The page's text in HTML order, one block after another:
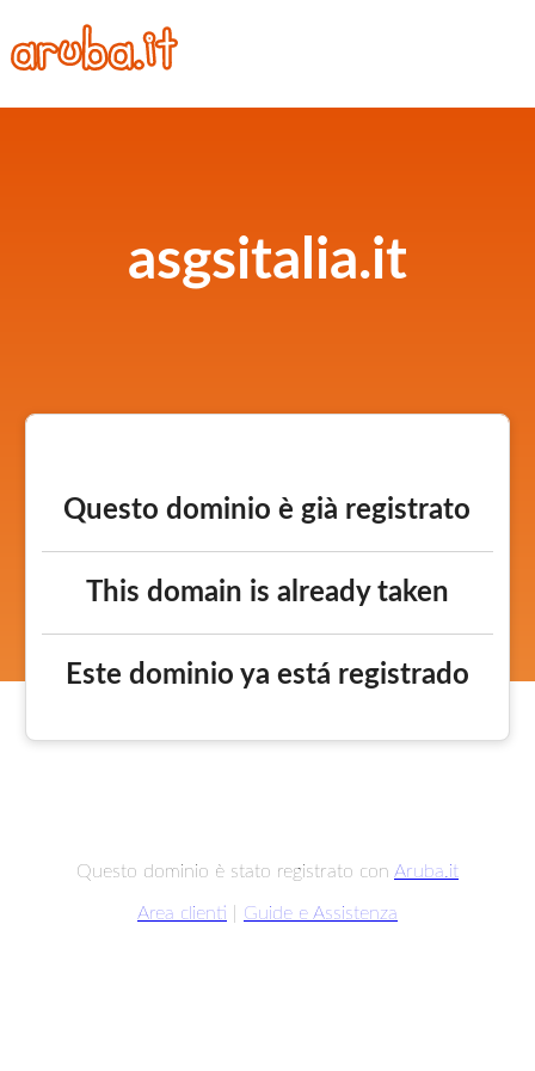
asgsitalia.it
Questo dominio è già registrato
This domain is already taken
Este dominio ya está registrado
Questo dominio è stato registrato con Aruba.it
Area clienti Guide e Assistenza